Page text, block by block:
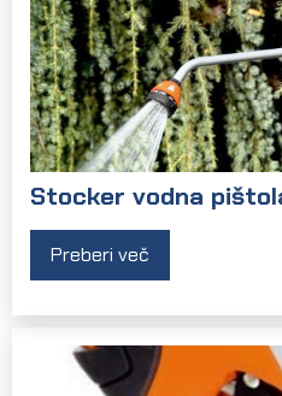
Stocker vodna
Preberi več